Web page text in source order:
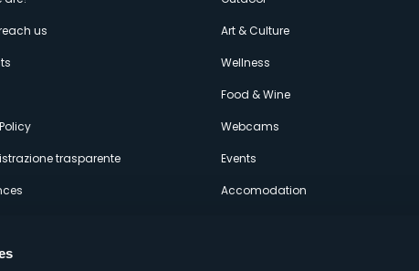
us
trasparente
Art & Culture
Wellness
Food & Wine
Webcams
Events
Accomodation